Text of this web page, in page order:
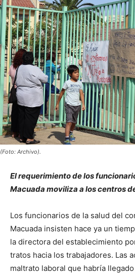
(Foto: Archivo).
El requerimiento de los
Macuada moviliza a los centros
Los funcionarios de la salud del
Macuada insisten hace ya un
la directora del establecimiento
tratos hacia los trabajadores. Las
maltrato laboral que habría